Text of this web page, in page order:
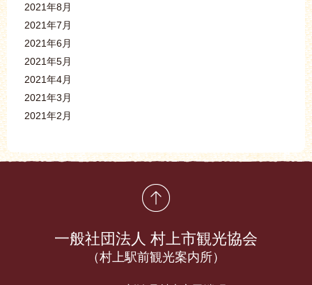
2021年8月
2021年7月
2021年6月
2021年5月
2021年4月
2021年3月
2021年2月
一般社団法人 村上市観光協会
（村上駅前観光案内所）